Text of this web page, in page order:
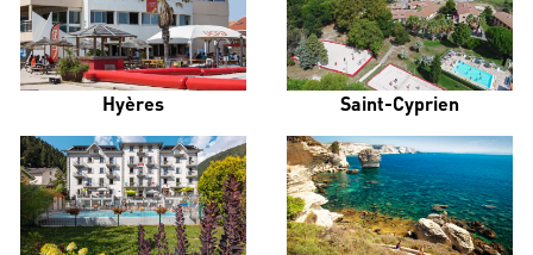
Hyères Saint-Cyprien